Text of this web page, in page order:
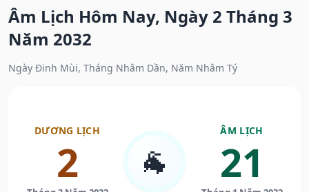
Âm Lịch Hôm Nay, Ngày 2 Tháng 3
Năm 2032
Ngày Đinh Mùi, Tháng Nhâm Dần, Năm Nhâm Tý
DƯƠNG LỊCH
2 🐐
ÂM LỊCH
21